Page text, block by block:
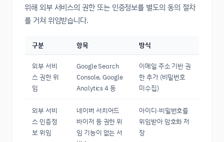
위해 외부 서비스의 권한 또는 인증정보를 별도의 동의 절차
를 거쳐 위임받습니다.
구분 항목 방식
외부 서비
스 권한 위
임
Google Search
Console, Google
Analytics 4 등
이메일 주소 기반 권
한 추가 (비밀번호
미수집)
외부 서비
스 인증정
보 위임
네이버 서치어드
바이저 등 권한 위
임 기능이 없는 서
아이디·비밀번호를
위임받아 암호화 저
장